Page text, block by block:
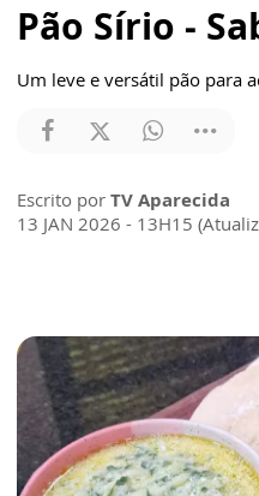
Pão Sírio -
Um leve e versátil pão para
Escrito por TV Aparecida
13 JAN 2026 - 13H15